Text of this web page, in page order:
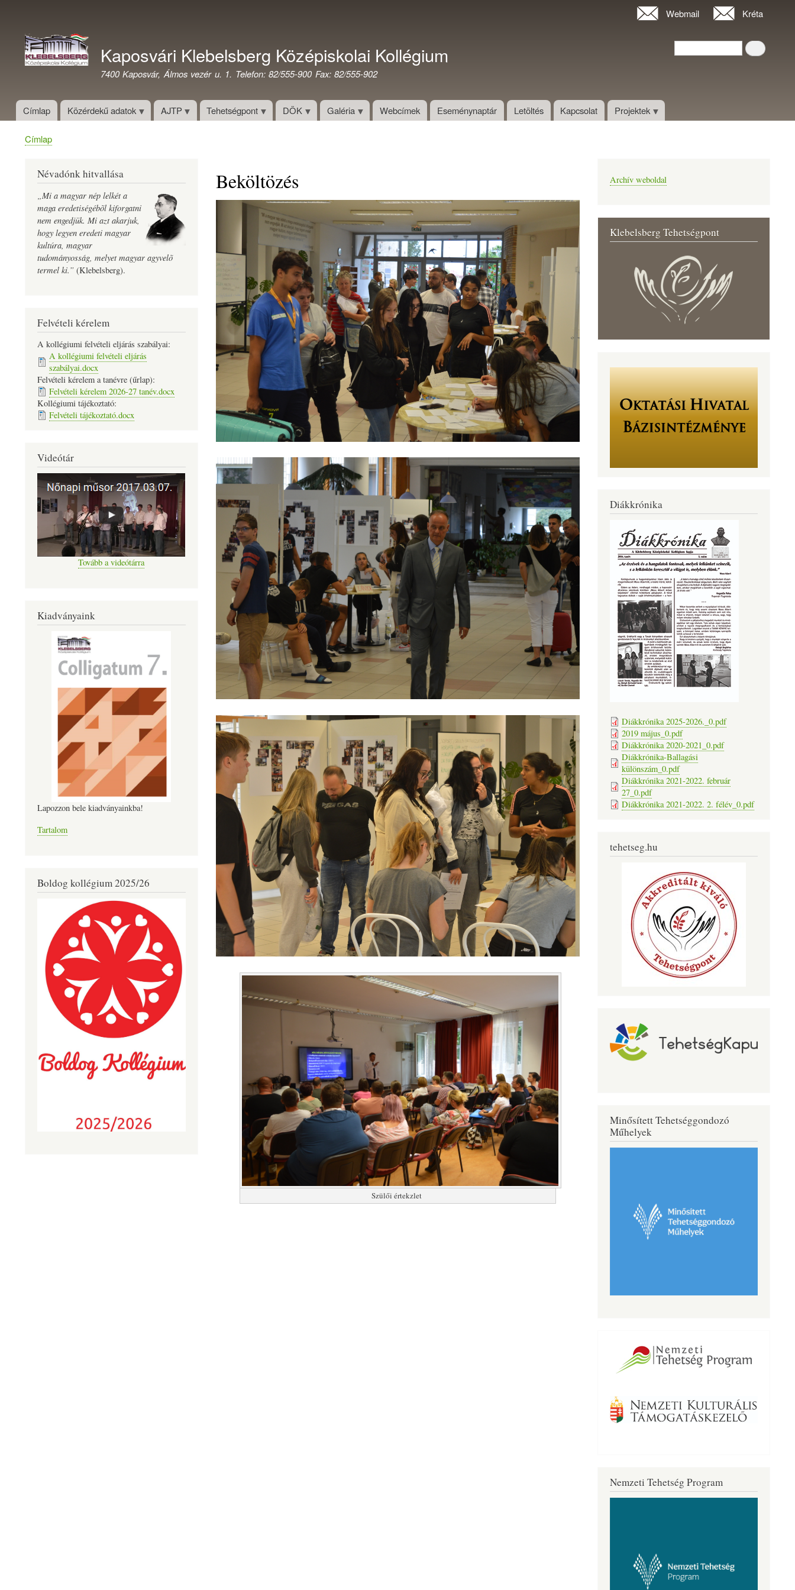
fiók
menüje
Webmail Kréta
Keresés
Kaposvári Klebelsberg Középiskolai Kollégium
7400 Kaposvár, Álmos vezér u. 1. Telefon: 82/555-900 Fax: 82/555-902
Címlap Közérdekű adatok AJTP Tehetségpont DÖK Galéria Webcímek Eseménynaptár Letöltés Kapcsolat Projektek
Morzsa
Címlap
Beköltözés
Szülői értekzlet
Névadónk hitvallása
„Mi a magyar nép lelkét a
maga eredetiségébõl kiforgatni
nem engedjük. Mi azt akarjuk,
hogy legyen eredeti magyar
kultúra, magyar
tudományosság, melyet magyar agyvelõ
termel ki.” (Klebelsberg).
Felvételi kérelem
A kollégiumi felvételi eljárás szabályai:
A kollégiumi felvételi eljárás
szabályai.docx
Felvételi kérelem a tanévre (űrlap):
Felvételi kérelem 2026-27 tanév.docx
Kollégiumi tájékoztató:
Felvételi tájékoztató.docx
Videótár
Tovább a videótárra
Kiadványaink
Lapozzon bele kiadványainkba!
Tartalom
Boldog kollégium 2025/26
Archív weboldal
Klebelsberg Tehetségpont
Diákkrónika
Diákkrónika 2025-2026._0.pdf
2019 május_0.pdf
Diákkrónika 2020-2021_0.pdf
Diákkrónika-Ballagási
különszám_0.pdf
Diákkrónika 2021-2022. február
27_0.pdf
Diákkrónika 2021-2022. 2. félév_0.pdf
tehetseg.hu
Minősített Tehetséggondozó
Műhelyek
Nemzeti Tehetség Program